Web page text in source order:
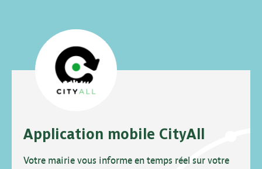
Application mobile CityAll
Votre mairie vous informe en temps réel sur votre